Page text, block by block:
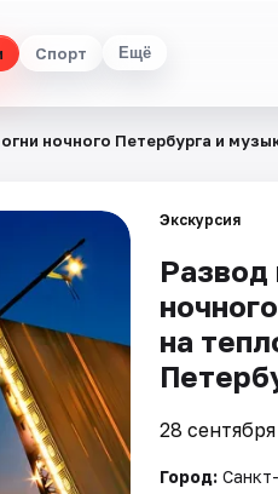
Спорт Ещё
ночного Петербурга и
Экскурсия
Развод
на
28
Город: